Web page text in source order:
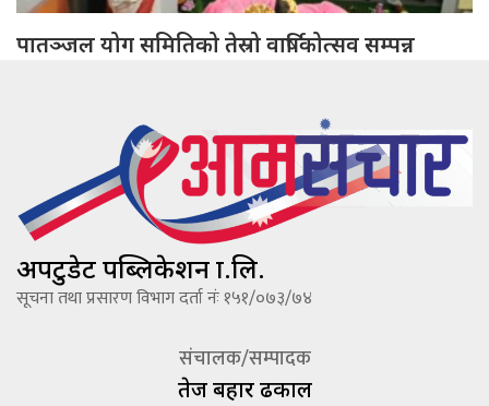
पातञ्जल योग समितिको तेस्रो वार्षिकोत्सव सम्पन्न
अपटुडेट पब्लिकेशन प्रा.लि.
सूचना तथा प्रसारण विभाग दर्ता नंः १५१/०७३/७४
संचालक/सम्पादक
तेज बहादूर ढकाल